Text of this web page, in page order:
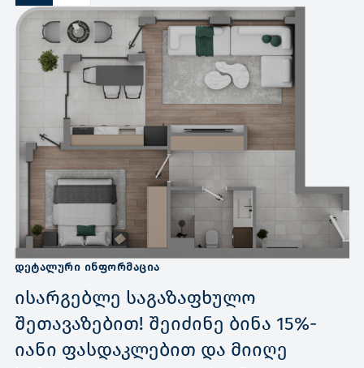
ᲓᲔᲢᲐᲚᲣᲠᲘ ᲘᲜᲤᲝᲠᲛᲐᲪᲘᲐ
ისარგებლე საგაზაფხულო
შეთავაზებით! შეიძინე ბინა 15%-
იანი ფასდაკლებით და მიიღე